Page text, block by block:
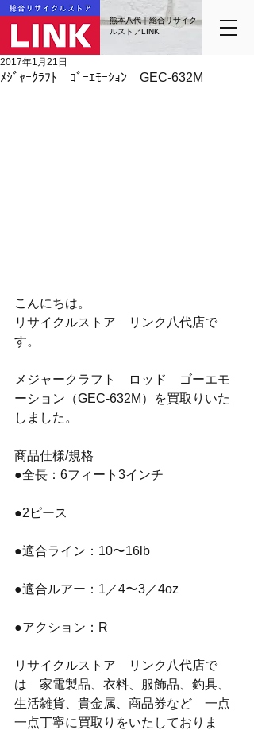
熊本八代｜総合リサイク
ルストアLINK
ﾒｼﾞｬｰｸﾗﾌﾄ ｺﾞｰｴﾓｰｼｮﾝ GEC-632M
2017年1月21日
こんにちは。
リサイクルストア　リンク八代店で
す。
メジャークラフト　ロッド　ゴーエモ
ーション（GEC-632M）を買取りいた
しました。
商品仕様/規格
●全長：6フィート3インチ
●2ピース
●適合ライン：10〜16lb
●適合ルアー：1／4〜3／4oz
●アクション：R
リサイクルストア　リンク八代店で
は　家電製品、衣料、服飾品、釣具、
生活雑貨、貴金属、商品券など　一点
一点丁寧に買取りをいたしておりま